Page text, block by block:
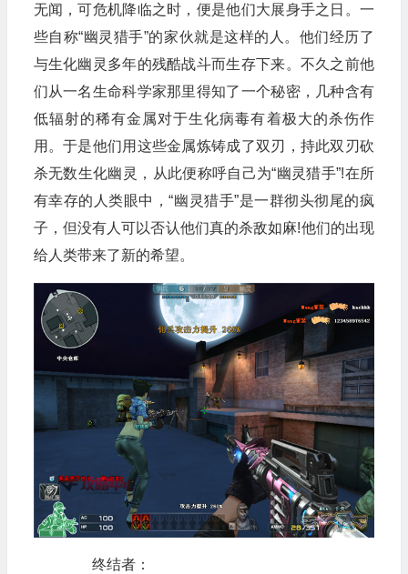
无闻，可危机降临之时，便是他们大展身手之日。一
些自称“幽灵猎手”的家伙就是这样的人。他们经历了
与生化幽灵多年的残酷战斗而生存下来。不久之前他
们从一名生命科学家那里得知了一个秘密，几种含有
低辐射的稀有金属对于生化病毒有着极大的杀伤作
用。于是他们用这些金属炼铸成了双刃，持此双刃砍
杀无数生化幽灵，从此便称呼自己为“幽灵猎手”!在所
有幸存的人类眼中，“幽灵猎手”是一群彻头彻尾的疯
子，但没有人可以否认他们真的杀敌如麻!他们的出现
给人类带来了新的希望。
终结者：